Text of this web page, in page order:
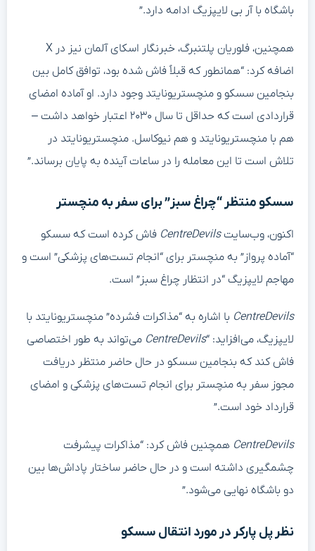
باشگاه با آر بی لایپزیگ ادامه دارد.”
همچنین، فلوریان پلتنبرگ، خبرنگار اسکای آلمان نیز در X
اضافه کرد: “همانطور که قبلاً فاش شده بود، توافق کامل بین
بنجامین سسکو و منچستریونایتد وجود دارد. او آماده امضای
قراردادی است که حداقل تا سال ۲۰۳۰ اعتبار خواهد داشت –
هم با منچستریونایتد و هم نیوکاسل. منچستریونایتد در
تلاش است تا این معامله را در ساعات آینده به پایان برساند.”
سسکو منتظر “چراغ سبز” برای سفر به منچستر
اکنون، وب‌سایتCentreDevils فاش کرده است که سسکو
“آماده پرواز” به منچستر برای “انجام تست‌های پزشکی” است و
مهاجم لایپزیگ “در انتظار چراغ سبز” است.
CentreDevils با اشاره به “مذاکرات فشرده” منچستریونایتد با
لایپزیگ، می‌افزاید: “CentreDevils می‌تواند به طور اختصاصی
فاش کند که بنجامین سسکو در حال حاضر منتظر دریافت
مجوز سفر به منچستر برای انجام تست‌های پزشکی و امضای
قرارداد خود است.”
CentreDevils همچنین فاش کرد: “مذاکرات پیشرفت
چشمگیری داشته است و در حال حاضر ساختار پاداش‌ها بین
دو باشگاه نهایی می‌شود.”
نظر پل پارکر در مورد انتقال سسکو